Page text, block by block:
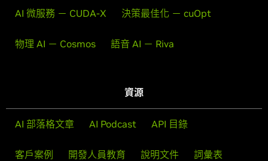
AI 微服務 － CUDA-X 決策最佳化 － cuOpt
物理 AI － Cosmos 語音 AI － Riva
資源
AI 部落格文章 AI Podcast API 目錄
客戶案例 開發人員教育 說明文件 詞彙表